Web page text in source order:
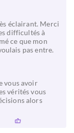
éclairant. Merci
difficultés à
ce que mon
pas entre.
vous avoir
vérités vous
alors